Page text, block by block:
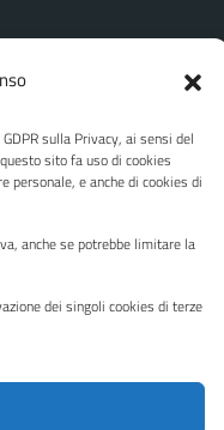
sulla Privacy, ai sensi del
sito fa uso di cookies
personale, e anche di cookies di
anche se potrebbe limitare la
dei singoli cookies di terze